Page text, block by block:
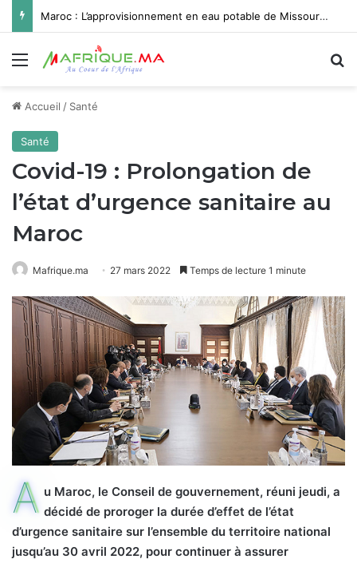
Maroc : L’approvisionnement en eau potable de Missour et Ouatat El Haj depuis le barrage Hassan II pleinement opérationnel avant fin 2026
Menu
Accueil / Santé
Santé
Covid-19 : Prolongation de
l’état d’urgence sanitaire au
Maroc
Mafrique.ma 27 mars 2022 Temps de lecture 1 minute
A u Maroc, le Conseil de gouvernement, réuni jeudi, a
décidé de proroger la durée d’effet de l’état
d’urgence sanitaire sur l’ensemble du territoire national
jusqu’au 30 avril 2022, pour continuer à assurer